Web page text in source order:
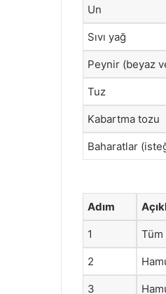
Un
Sıvı yağ
Peynir (beyaz
Tuz
Kabartma tozu
Baharatlar
Adım
1 Tüm
2
3